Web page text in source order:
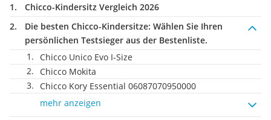
Chicco-Kindersitz Vergleich 2026
Die besten Chicco-Kindersitze: Wählen Sie Ihren
persönlichen Testsieger aus der Bestenliste.
Chicco Unico Evo I-Size
Chicco Mokita
Chicco Kory Essential 06087070950000
mehr anzeigen